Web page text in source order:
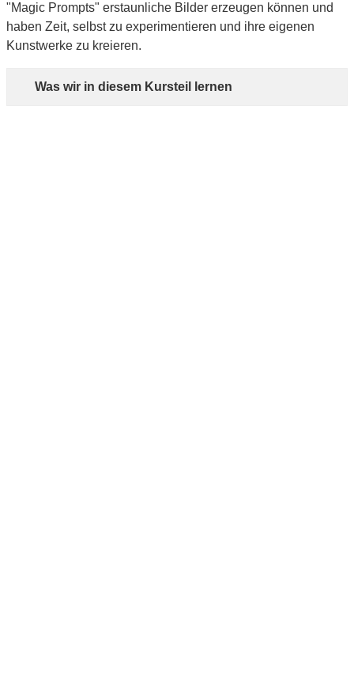
"Magic Prompts" erstaunliche Bilder erzeugen können und
haben Zeit, selbst zu experimentieren und ihre eigenen
Kunstwerke zu kreieren.
Was wir in diesem Kursteil lernen